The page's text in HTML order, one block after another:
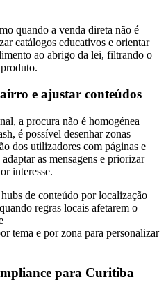
quando a venda direta não é
catálogos educativos e orientar
ao abrigo da lei, filtrando o
e ajustar conteúdos
a procura não é homogénea
é possível desenhar zonas
dos utilizadores com páginas e
as mensagens e priorizar
interesse.
de conteúdo por localização
regras locais afetarem o
tema e por zona para personalizar
para Curitiba